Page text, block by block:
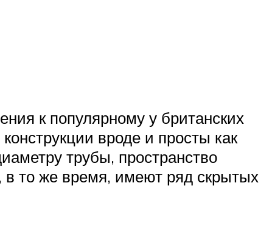
к популярному у британских
вроде и просты как
трубы, пространство
то же время, имеют ряд скрытых